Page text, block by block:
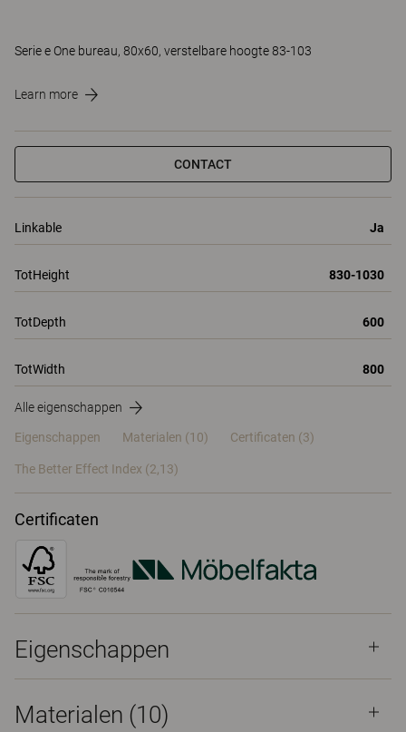
Serie e One bureau, 80x60, verstelbare hoogte 83-103
Learn more
CONTACT
Linkable Ja
TotHeight 830-1030
TotDepth 600
TotWidth 800
Alle eigenschappen
Eigenschappen Materialen (10) Certificaten (3)
The Better Effect Index (2,13)
Certificaten
Eigenschappen
Materialen (10)